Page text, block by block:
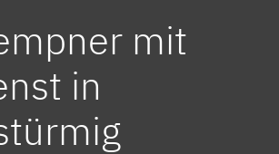
mit
in